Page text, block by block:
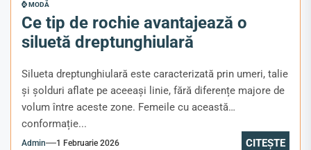
⌚ MODĂ
Ce tip de rochie avantajează o
siluetă dreptunghiulară
Silueta dreptunghiulară este caracterizată prin umeri, talie
și șolduri aflate pe aceeași linie, fără diferențe majore de
volum între aceste zone. Femeile cu această
conformație...
Admin 1 Februarie 2026 CITEȘTE